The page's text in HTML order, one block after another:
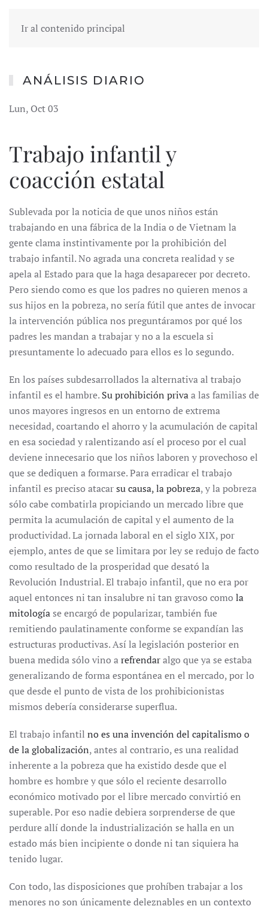
Ir al contenido principal
ANÁLISIS DIARIO
Lun, Oct 03
Trabajo infantil y
coacción estatal
Sublevada por la noticia de que unos niños están
trabajando en una fábrica de la India o de Vietnam la
gente clama instintivamente por la prohibición del
trabajo infantil. No agrada una concreta realidad y se
apela al Estado para que la haga desaparecer por decreto.
Pero siendo como es que los padres no quieren menos a
sus hijos en la pobreza, no sería fútil que antes de invocar
la intervención pública nos preguntáramos por qué los
padres les mandan a trabajar y no a la escuela si
presuntamente lo adecuado para ellos es lo segundo.
En los países subdesarrollados la alternativa al trabajo
infantil es el hambre.Su prohibición privaa las familias de
unos mayores ingresos en un entorno de extrema
necesidad, coartando el ahorro y la acumulación de capital
en esa sociedad y ralentizando así el proceso por el cual
deviene innecesario que los niños laboren y provechoso el
que se dediquen a formarse. Para erradicar el trabajo
infantil es preciso atacarsu causa, la pobreza, y la pobreza
sólo cabe combatirla propiciando un mercado libre que
permita la acumulación de capital y el aumento de la
productividad. La jornada laboral en el siglo XIX, por
ejemplo, antes de que se limitara por ley se redujo de facto
como resultado de la prosperidad que desató la
Revolución Industrial. El trabajo infantil, que no era por
aquel entonces ni tan insalubre ni tan gravoso como la
mitología se encargó de popularizar, también fue
remitiendo paulatinamente conforme se expandían las
estructuras productivas. Así la legislación posterior en
buena medida sólo vino arefrendaralgo que ya se estaba
generalizando de forma espontánea en el mercado, por lo
que desde el punto de vista de los prohibicionistas
mismos debería considerarse superflua.
El trabajo infantil no es una invención del capitalismo o
de la globalización, antes al contrario, es una realidad
inherente a la pobreza que ha existido desde que el
hombre es hombre y que sólo el reciente desarrollo
económico motivado por el libre mercado convirtió en
superable. Por eso nadie debiera sorprenderse de que
perdure allí donde la industrialización se halla en un
estado más bien incipiente o donde ni tan siquiera ha
tenido lugar.
Con todo, las disposiciones que prohíben trabajar a los
menores no son únicamente deleznables en un contexto